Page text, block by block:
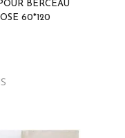
BERCEAU
60*120